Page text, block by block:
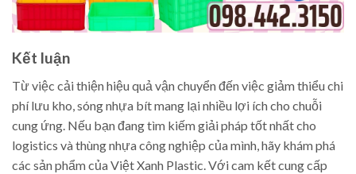
Kết luận
Từ việc cải thiện hiệu quả vận chuyển đến việc giảm thiểu chi
phí lưu kho, sóng nhựa bít mang lại nhiều lợi ích cho chuỗi
cung ứng. Nếu bạn đang tìm kiếm giải pháp tốt nhất cho
logistics và thùng nhựa công nghiệp của mình, hãy khám phá
các sản phẩm của Việt Xanh Plastic. Với cam kết cung cấp